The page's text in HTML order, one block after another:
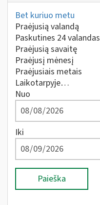
Bet kuriuo metu
Praėjusią valandą
Paskutines 24 valandas
Praėjusią savaitę
Praėjusį mėnesį
Praėjusiais metais
Laikotarpyje…
Nuo
Iki
Paieška